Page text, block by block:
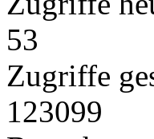
53
Zugriffe
123099